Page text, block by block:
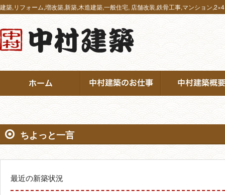
建築,リフォーム,増改築,新築,木造建築,一般住宅, 店舗改装,鉄骨工事,マンション
ちよっと一言
最近の新築状況